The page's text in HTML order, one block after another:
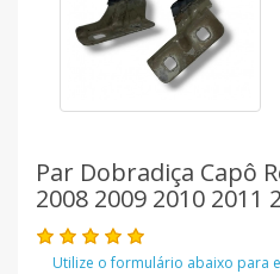
Par Dobradiça Capô
2008 2009 2010 2011
Utilize o formulário abaixo para